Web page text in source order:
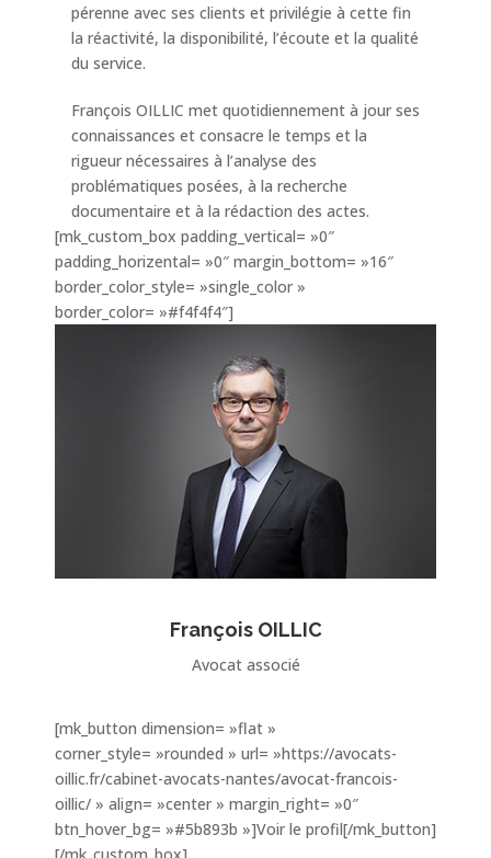
pérenne avec ses clients et privilégie à cette fin
la réactivité, la disponibilité, l’écoute et la qualité
du service.
François OILLIC met quotidiennement à jour ses
connaissances et consacre le temps et la
rigueur nécessaires à l’analyse des
problématiques posées, à la recherche
documentaire et à la rédaction des actes.
[mk_custom_box padding_vertical= »0″
padding_horizental= »0″ margin_bottom= »16″
border_color_style= »single_color »
border_color= »#f4f4f4″]
François OILLIC
Avocat associé
[mk_button dimension= »flat »
corner_style= »rounded » url= »https://avocats-
oillic.fr/cabinet-avocats-nantes/avocat-francois-
oillic/ » align= »center » margin_right= »0″
btn_hover_bg= »#5b893b »]Voir le profil[/mk_button]